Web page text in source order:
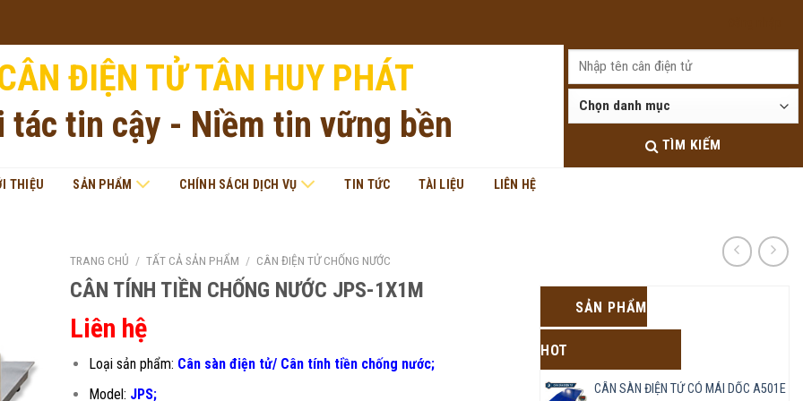
ĐIỆN TỬ TÂN HUY PHÁT
tác tin cậy - Niềm tin vững bền
TÌM KIẾM
THIỆU SẢN PHẨM CHÍNH SÁCH DỊCH VỤ TIN TỨC TÀI LIỆU LIÊN HỆ
TRANG CHỦ / TẤT CẢ SẢN PHẨM / CÂN ĐIỆN TỬ CHỐNG NƯỚC
CÂN TÍNH TIỀN CHỐNG NƯỚC JPS-1X1M
Liên hệ
Loại sản phẩm: Cân sàn điện tử/ Cân tính tiền chống nước;
Model: JPS;
SẢN PHẨM
HOT
CÂN SÀN ĐIỆN TỬ CÓ MÁI DỐC A501E